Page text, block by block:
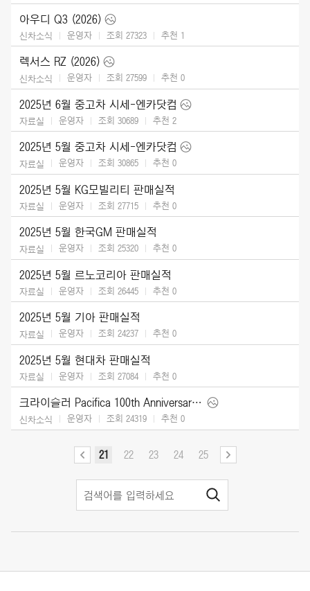
아우디 Q3 (2026)
신차소식 운영자 조회 27323 추천 1
렉서스 RZ (2026)
신차소식 운영자 조회 27599 추천 0
2025년 6월 중고차 시세-엔카닷컴
자료실 운영자 조회 30689 추천 2
2025년 5월 중고차 시세-엔카닷컴
자료실 운영자 조회 30865 추천 0
2025년 5월 KG모빌리티 판매실적
자료실 운영자 조회 27715 추천 0
2025년 5월 한국GM 판매실적
자료실 운영자 조회 25320 추천 0
2025년 5월 르노코리아 판매실적
자료실 운영자 조회 26445 추천 0
2025년 5월 기아 판매실적
자료실 운영자 조회 24237 추천 0
2025년 5월 현대차 판매실적
자료실 운영자 조회 27084 추천 0
크라이슬러 Pacifica 100th Anniversary Edition (2026)
신차소식 운영자 조회 24319 추천 0
21 22 23 24 25